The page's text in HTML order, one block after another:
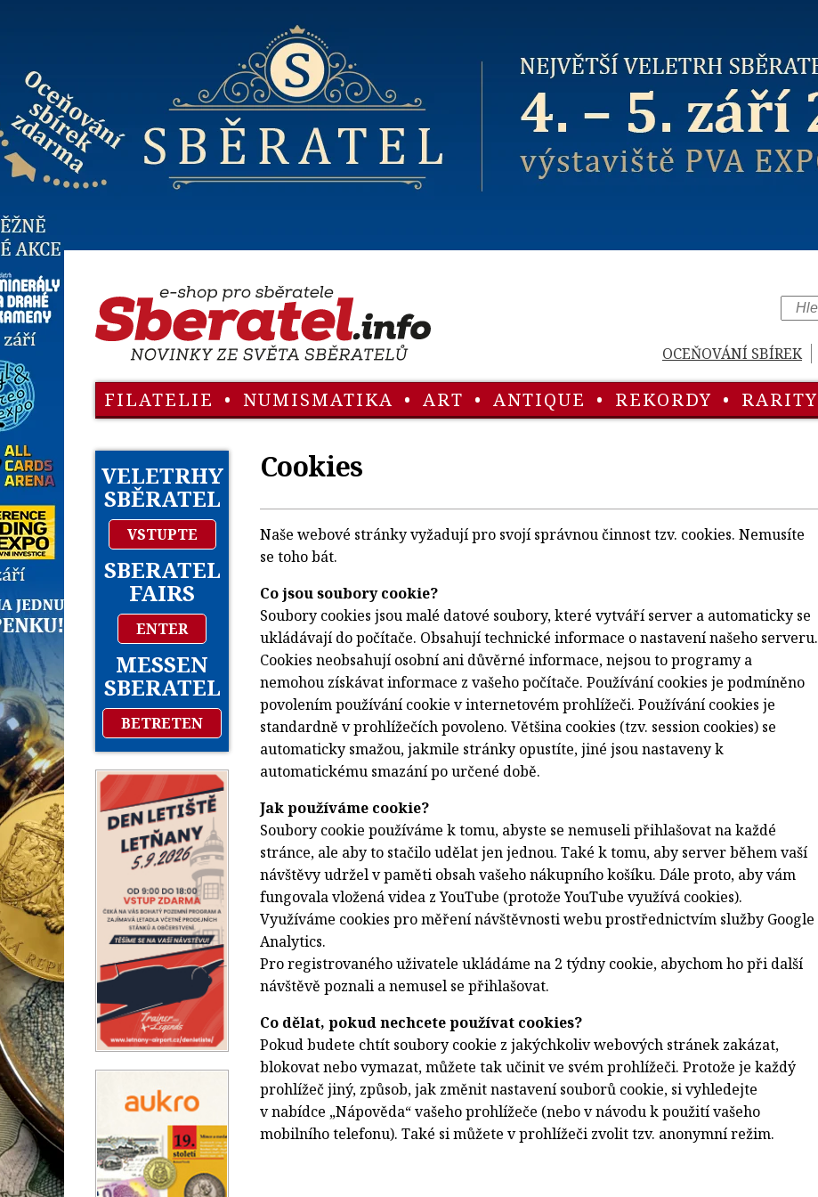
OCEŇOVÁNÍ SBÍREK
FILATELIE • NUMISMATIKA • ART • ANTIQUE • REKORDY • RARITY
VELETRHY
SBĚRATEL
VSTUPTE
SBERATEL
FAIRS
ENTER
MESSEN
SBERATEL
BETRETEN
Cookies
Naše webové stránky vyžadují pro svojí správnou činnost tzv. cookies. Nemusíte
se toho bát.
Co jsou soubory cookie?
Soubory cookies jsou malé datové soubory, které vytváří server a automaticky se
ukládávají do počítače. Obsahují technické informace o nastavení našeho serveru.
Cookies neobsahují osobní ani důvěrné informace, nejsou to programy a
nemohou získávat informace z vašeho počítače. Používání cookies je podmíněno
povolením používání cookie v internetovém prohlížeči. Používání cookies je
standardně v prohlížečích povoleno. Většina cookies (tzv. session cookies) se
automaticky smažou, jakmile stránky opustíte, jiné jsou nastaveny k
automatickému smazání po určené době.
Jak používáme cookie?
Soubory cookie používáme k tomu, abyste se nemuseli přihlašovat na každé
stránce, ale aby to stačilo udělat jen jednou. Také k tomu, aby server během vaší
návštěvy udržel v paměti obsah vašeho nákupního košíku. Dále proto, aby vám
fungovala vložená videa z YouTube (protože YouTube využívá cookies).
Využíváme cookies pro měření návštěvnosti webu prostřednictvím služby Google
Analytics.
Pro registrovaného uživatele ukládáme na 2 týdny cookie, abychom ho při další
návštěvě poznali a nemusel se přihlašovat.
Co dělat, pokud nechcete používat cookies?
Pokud budete chtít soubory cookie z jakýchkoliv webových stránek zakázat,
blokovat nebo vymazat, můžete tak učinit ve svém prohlížeči. Protože je každý
prohlížeč jiný, způsob, jak změnit nastavení souborů cookie, si vyhledejte
v nabídce „Nápověda“ vašeho prohlížeče (nebo v návodu k použití vašeho
mobilního telefonu). Také si můžete v prohlížeči zvolit tzv. anonymní režim.